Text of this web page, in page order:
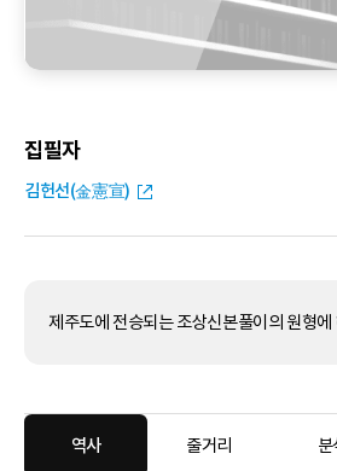
집필자
김헌선(金憲宣)
제주도에 전승되는 조상신본풀이의 원형에
역사 줄거리 분